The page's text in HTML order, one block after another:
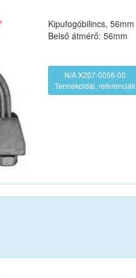
Kipufogóbilincs, 56mm
Belső átmérő: 56mm
N/A XZ07-0056-00
Termékoldal, referenciák